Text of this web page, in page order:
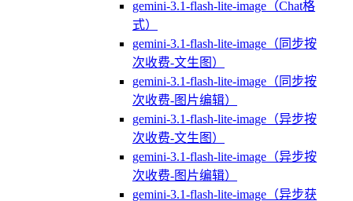
gemini-3.1-flash-lite-image（Chat格
式）
gemini-3.1-flash-lite-image（同步按
次收费-文生图）
gemini-3.1-flash-lite-image（同步按
次收费-图片编辑）
gemini-3.1-flash-lite-image（异步按
次收费-文生图）
gemini-3.1-flash-lite-image（异步按
次收费-图片编辑）
gemini-3.1-flash-lite-image（异步获